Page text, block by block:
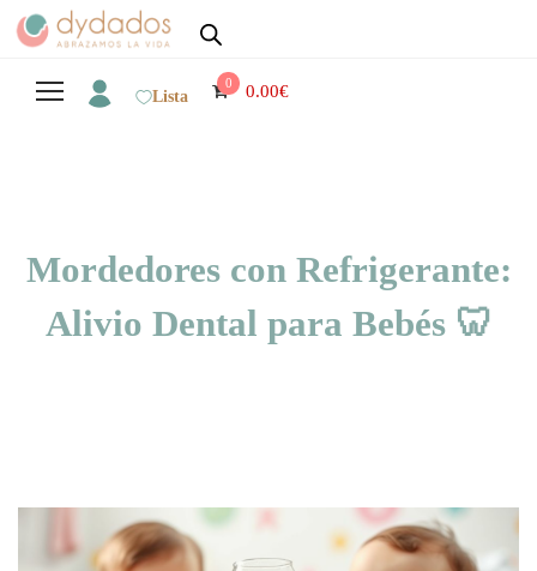
Lista
0 0.00€
Mordedores con Refrigerante:
Alivio Dental para Bebés 🦷